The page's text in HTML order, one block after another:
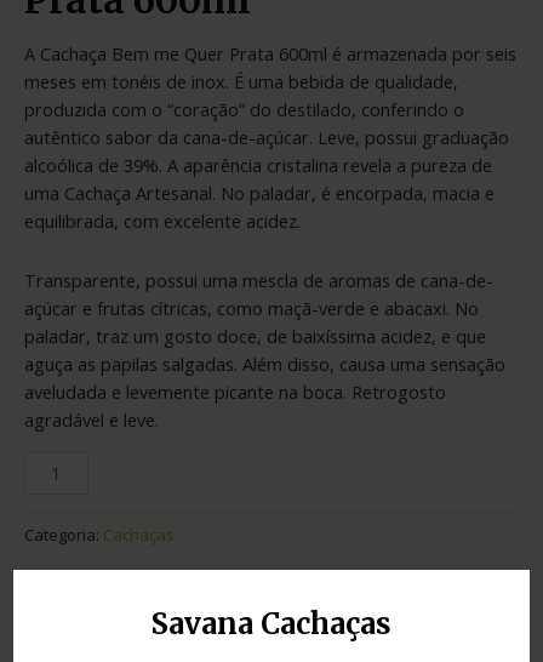
Savana Cachaças
A Cachaça Bem me Quer Prata 600ml é armazenada por seis
meses em tonéis de inox. É uma bebida de qualidade,
produzida com o “coração” do destilado, conferindo o
autêntico sabor da cana-de-açúcar. Leve, possui graduação
alcoólica de 39%. A aparência cristalina revela a pureza de
uma Cachaça Artesanal. No paladar, é encorpada, macia e
equilibrada, com excelente acidez.
Transparente, possui uma mescla de aromas de cana-de-
açúcar e frutas cítricas, como maçã-verde e abacaxi. No
paladar, traz um gosto doce, de baixíssima acidez, e que
aguça as papilas salgadas. Além disso, causa uma sensação
aveludada e levemente picante na boca. Retrogosto
agradável e leve.
Categoria: Cachaças